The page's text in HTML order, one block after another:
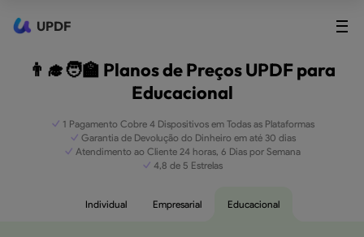
UPDF
👨‍🎓🧑‍🏫 Planos de Preços UPDF para
Educacional
1 Pagamento Cobre 4 Dispositivos em Todas as Plataformas
Garantia de Devolução do Dinheiro em até 30 dias
Atendimento ao Cliente 24 horas, 6 Dias por Semana
4,8 de 5 Estrelas
Individual Empresarial Educacional